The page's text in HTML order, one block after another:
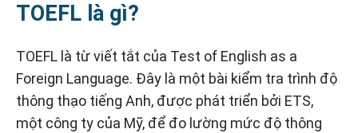
TOEFL là gì?
TOEFL là từ viết tắt của Test of English as a
Foreign Language. Đây là một bài kiểm tra trình độ
thông thạo tiếng Anh, được phát triển bởi ETS,
một công ty của Mỹ, để đo lường mức độ thông